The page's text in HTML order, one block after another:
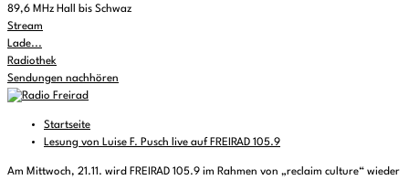
89,6 MHz Hall bis Schwaz
Stream
Lade...
Radiothek
Sendungen nachhören
Startseite
Lesung von Luise F. Pusch live auf FREIRAD 105.9
Am Mittwoch, 21.11. wird FREIRAD 105.9 im Rahmen von „reclaim culture“ wieder